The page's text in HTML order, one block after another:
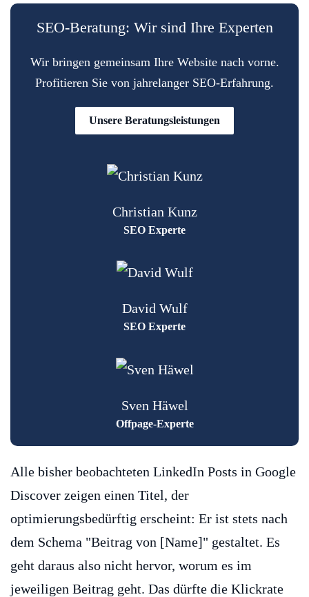
SEO-Beratung: Wir sind Ihre Experten
Wir bringen gemeinsam Ihre Website nach vorne.
Profitieren Sie von jahrelanger SEO-Erfahrung.
Unsere Beratungsleistungen
Christian Kunz
SEO Experte
David Wulf
SEO Experte
Sven Häwel
Offpage-Experte
Alle bisher beobachteten LinkedIn Posts in Google
Discover zeigen einen Titel, der
optimierungsbedürftig erscheint: Er ist stets nach
dem Schema "Beitrag von [Name]" gestaltet. Es
geht daraus also nicht hervor, worum es im
jeweiligen Beitrag geht. Das dürfte die Klickrate